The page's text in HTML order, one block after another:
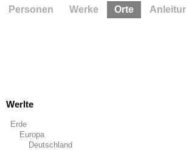
Werlte
Erde
Europa
Deutschland
Personen Werke Orte